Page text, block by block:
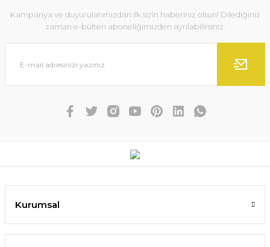
Kampanya ve duyurularımızdan ilk sizin haberiniz olsun! Dilediğiniz
zaman e-bülten aboneliğimizden ayrılabilirsiniz.
Kurumsal